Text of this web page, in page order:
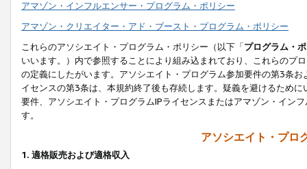
アマゾン・インフルエンサー・プログラム・ポリシー
アマゾン・クリエイター・アド・ブースト・プログラム・ポリシー
これらのアソシエイト・プログラム・ポリシー（以下「プログラム・
いいます。）内で参照することにより組み込まれており、これらのプ
の定義にしたがいます。アソシエイト・プログラム参加要件の第3条
イセンスの第3条は、本規約終了後も存続します。疑義を避けるため
要件、アソシエイト・プログラムIPライセンスまたはアマゾン・イン
す。
アソシエイト・プロ
1. 適格販売および適格収入